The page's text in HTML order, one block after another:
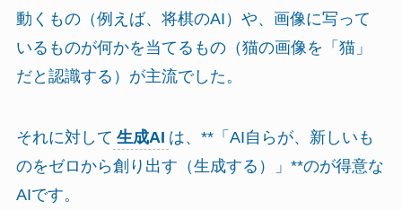
動くもの（例えば、将棋のAI）や、画像に写って
いるものが何かを当てるもの（猫の画像を「猫」
だと認識する）が主流でした。
それに対して 生成AI は、**「AI自らが、新しいも
のをゼロから創り出す（生成する）」**のが得意な
AIです。